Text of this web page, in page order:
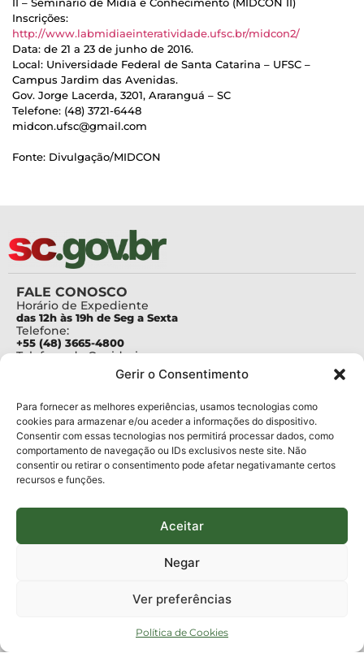
Gerir o Consentimento
Para fornecer as melhores experiências, usamos tecnologias como
cookies para armazenar e/ou aceder a informações do dispositivo.
Consentir com essas tecnologias nos permitirá processar dados, como
comportamento de navegação ou IDs exclusivos neste site. Não
consentir ou retirar o consentimento pode afetar negativamante certos
recursos e funções.
Aceitar
Negar
Ver preferências
Política de Cookies
II – Seminário de Mídia e Conhecimento (MIDCON II)
Inscrições:
http://www.labmidiaeinteratividade.ufsc.br/midcon2/
Data: de 21 a 23 de junho de 2016.
Local: Universidade Federal de Santa Catarina – UFSC –
Campus Jardim das Avenidas.
Gov. Jorge Lacerda, 3201, Araranguá – SC
Telefone: (48) 3721-6448
midcon.ufsc@gmail.com
Fonte: Divulgação/MIDCON
FALE CONOSCO
Horário de Expediente
das 12h às 19h de Seg a Sexta
Telefone:
+55 (48) 3665-4800
Telefone da Ouvidoria
Para assuntos relacionados à Pesquisa
pesquisa@fapesc.sc.gov.br
Para assuntos relacionados à Inovação
inovacao@fapesc.sc.gov.br
Para assuntos relacionados à Bolsas
bolsas@fapesc.sc.gov.br
Para assuntos relacionados à Prestação de Contas
Para assuntos relacionados à Plataforma
plataforma@fapesc.sc.gov.br
Jair Artur da Silva dpo@fapesc.sc.gov.br 3665-4831
km 01, Módulo 12A, Edifício Fapesc / Celta, 5° andar